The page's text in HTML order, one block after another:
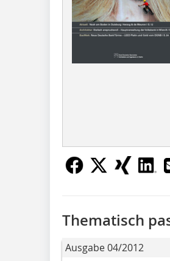
Thematisch
Ausgabe 04/2012